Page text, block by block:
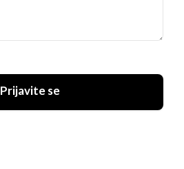
Prijavite se